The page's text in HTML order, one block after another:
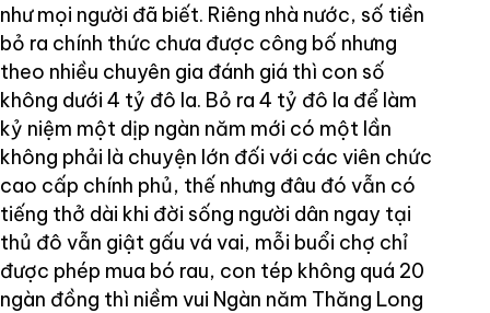
như mọi người đã biết. Riêng nhà nước, số tiền
bỏ ra chính thức chưa được công bố nhưng
theo nhiều chuyên gia đánh giá thì con số
không dưới 4 tỷ đô la. Bỏ ra 4 tỷ đô la để làm
kỷ niệm một dịp ngàn năm mới có một lần
không phải là chuyện lớn đối với các viên chức
cao cấp chính phủ, thế nhưng đâu đó vẫn có
tiếng thở dài khi đời sống người dân ngay tại
thủ đô vẫn giật gấu vá vai, mỗi buổi chợ chỉ
được phép mua bó rau, con tép không quá 20
ngàn đồng thì niềm vui Ngàn năm Thăng Long